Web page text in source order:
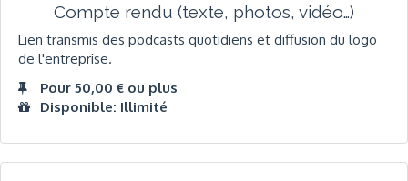
Compte rendu (texte, photos, vidéo…)
Lien transmis des podcasts quotidiens et diffusion du logo
de l'entreprise.
Pour 50,00 € ou plus
Disponible: Illimité